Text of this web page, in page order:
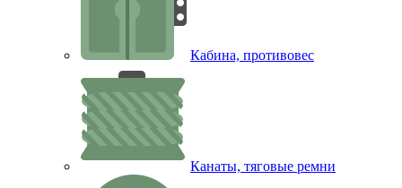
Кабина, противовес
Канаты, тяговые ремни